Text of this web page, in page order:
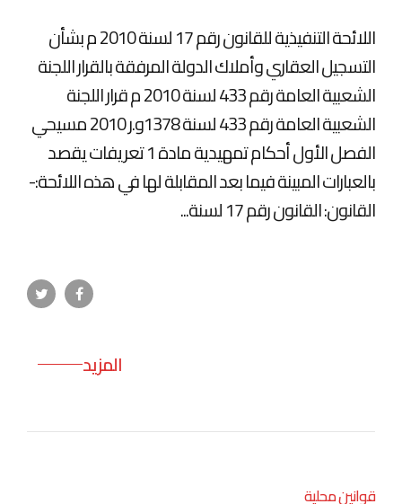
اللائحة التنفيذية للقانون رقم 17 لسنة 2010 م بشأن
التسجيل العقاري وأملاك الدولة المرفقة بالقرار اللجنة
الشعبية العامة رقم 433 لسنة 2010 م قرار اللجنة
الشعبية العامة رقم 433 لسنة 1378و.ر 2010 مسيحي
الفصل الأول أحكام تمهيدية مادة 1 تعريفات يقصد
بالعبارات المبينة فيما بعد المقابلة لها في هذه اللائحة:-
القانون: القانون رقم 17 لسنة...
المزيد
قوانين محلية